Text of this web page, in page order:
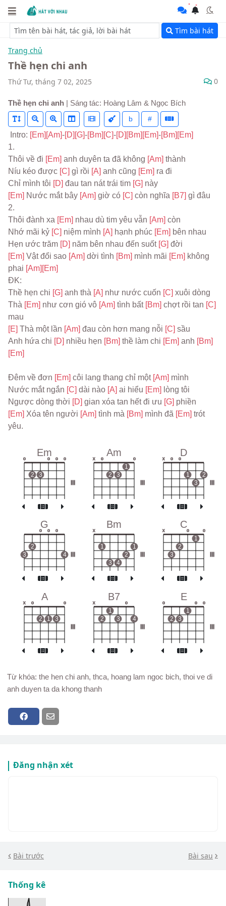
Tìm bài hát
Trang chủ
Thề hẹn chi anh
Thứ Tư, tháng 7 02, 2025 0
Thề hẹn chi anh | Sáng tác: Hoàng Lâm & Ngọc Bích
b #
Intro: [Em] [Am]-[D] [G]-[Bm] [C]-[D] [Bm] [Em]-[Bm] [Em]
1.
Thôi về đi [Em] anh duyên ta đã không [Am] thành
Níu kéo được [C] gì rồi [A] anh cũng [Em] ra đi
Chỉ mình tôi [D] đau tan nát trái tim [G] này
[Em] Nước mắt bây [Am] giờ có [C] còn nghĩa [B7] gì đâu
2.
Thôi đành xa [Em] nhau dù tim yêu vẫn [Am] còn
Nhớ mãi kỷ [C] niệm mình [A] hạnh phúc [Em] bên nhau
Hẹn ước trăm [D] năm bên nhau đến suốt [G] đời
[Em] Vật đổi sao [Am] dời tình [Bm] mình mãi [Em] không
phai [Am] [Em]
ĐK:
Thề hẹn chi [G] anh thà [A] như nước cuốn [C] xuôi dòng
Thà [Em] như cơn gió vô [Am] tình bất [Bm] chợt rồi tan
mau
[E] Thà một lần [Am] đau còn hơn mang nỗi [C] sầu
Anh hứa chi [D] nhiều hẹn [Bm] thề làm chi [Em] anh [Bm]
[Em]
Đêm về đơn [Em] côi lang thang chỉ một [Am] mình
Nước mắt ngắn [C] dài nào [A] ai hiểu [Em] lòng tôi
Ngược dòng thời [D] gian xóa tan hết đi ưu [G] phiền
[Em] Xóa tên người [Am] tình mà [Bm] mình đã [Em] trót
yêu.
Em
o
2 3
o o o
Am
x o
2 3
1
o
D
x o o
1
3
2
G
3
2
o o o
4
Bm
x
1
3 4
2
1
C
x
3
2
o
1
o
A
x o
2 1 3
o
B7
x
2
1
3
o
4
E
o
2 3
1
o o
Từ khóa: the hen chi anh, thca, hoang lam ngoc bich, thoi ve di
anh duyen ta da khong thanh
Đăng nhận xét
Bài trước Bài sau
Thống kê